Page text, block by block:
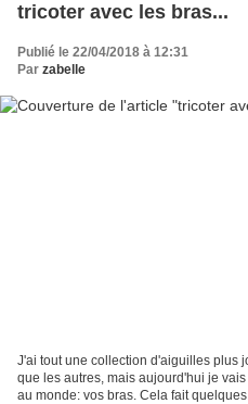
tricoter avec les bras...
Publié le 22/04/2018 à 12:31
Par zabelle
J'ai tout une collection d'aiguilles plus
que les autres, mais aujourd'hui je
au monde: vos bras. Cela fait